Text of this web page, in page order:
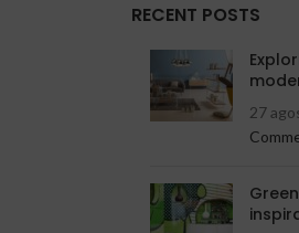
RECENT POSTS
27